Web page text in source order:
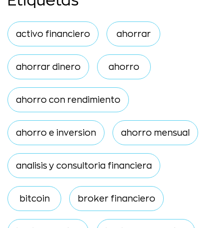
activo financiero ahorrar
ahorrar dinero ahorro
ahorro con rendimiento
ahorro e inversion ahorro mensual
analisis y consultoria financiera
bitcoin broker financiero